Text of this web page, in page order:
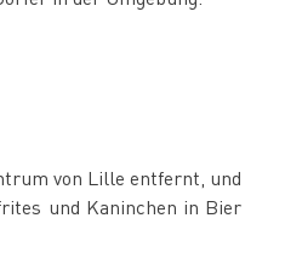
von Lille entfernt, und
und Kaninchen in Bier